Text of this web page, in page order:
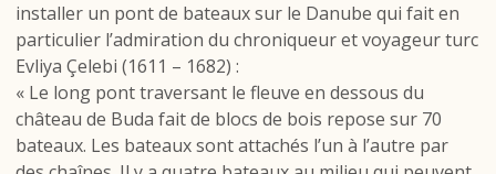
installer un pont de bateaux sur le Danube qui fait en
particulier l’admiration du chroniqueur et voyageur turc
Evliya Çelebi (1611 – 1682) :
« Le long pont traversant le fleuve en dessous du
château de Buda fait de blocs de bois repose sur 70
bateaux. Les bateaux sont attachés l’un à l’autre par